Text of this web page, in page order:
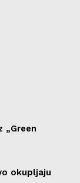
„Green
okupljaju